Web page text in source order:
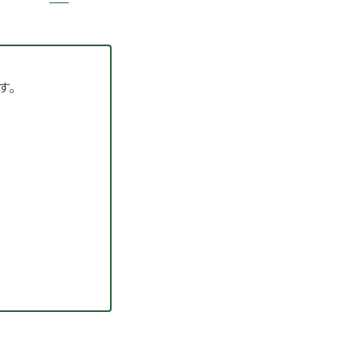
&= \hat{\beta}\,(x-\bar{x}) &&\text{(回